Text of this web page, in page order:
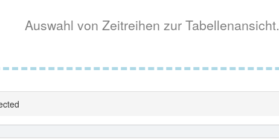
Auswahl von Zeitreihen zur Tabellenansicht.